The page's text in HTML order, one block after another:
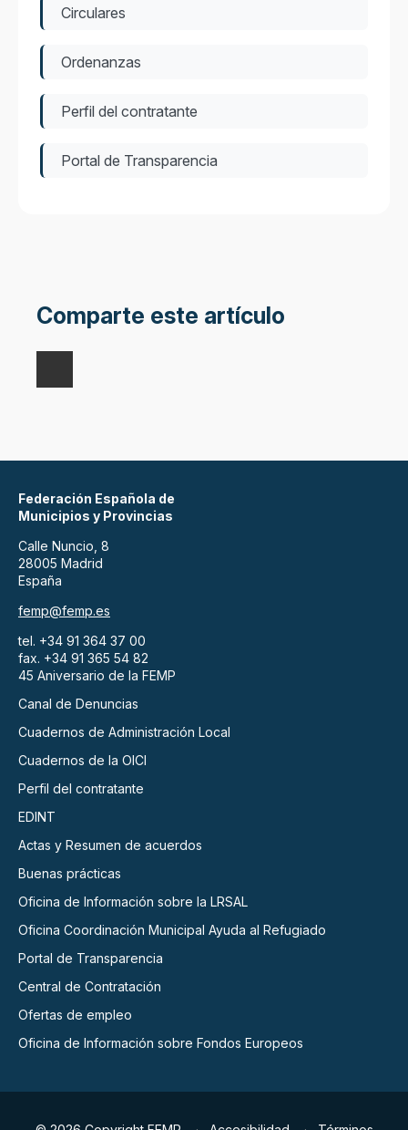
Circulares
Ordenanzas
Perfil del contratante
Portal de Transparencia
Comparte este artículo
Federación Española de
Municipios y Provincias
Calle Nuncio, 8
28005 Madrid
España
femp@femp.es
tel. +34 91 364 37 00
fax. +34 91 365 54 82
45 Aniversario de la FEMP
Canal de Denuncias
Cuadernos de Administración Local
Cuadernos de la OICI
Perfil del contratante
EDINT
Actas y Resumen de acuerdos
Buenas prácticas
Oficina de Información sobre la LRSAL
Oficina Coordinación Municipal Ayuda al Refugiado
Portal de Transparencia
Central de Contratación
Ofertas de empleo
Oficina de Información sobre Fondos Europeos